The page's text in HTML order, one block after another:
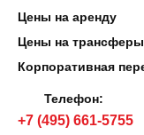
Цены на аренду
Цены на трансферы
Корпоративная
Телефон:
+7 (495) 661-5755